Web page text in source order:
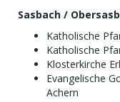
Sasbach /
Katholische
Katholische
Klosterkirche
Evangelische
Achern